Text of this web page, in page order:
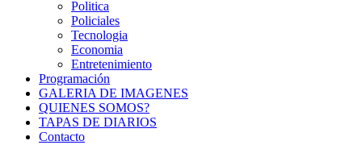
Politica
Policiales
Tecnologia
Economia
Entretenimiento
Programación
GALERIA DE IMAGENES
QUIENES SOMOS?
TAPAS DE DIARIOS
Contacto